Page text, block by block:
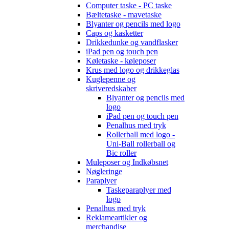
Computer taske - PC taske
Bæltetaske - mavetaske
Blyanter og pencils med logo
Caps og kasketter
Drikkedunke og vandflasker
iPad pen og touch pen
Køletaske - køleposer
Krus med logo og drikkeglas
Kuglepenne og
skriveredskaber
Blyanter og pencils med
logo
iPad pen og touch pen
Penalhus med tryk
Rollerball med logo -
Uni-Ball rollerball og
Bic roller
Muleposer og Indkøbsnet
Nøgleringe
Paraplyer
Taskeparaplyer med
logo
Penalhus med tryk
Reklameartikler og
merchandise